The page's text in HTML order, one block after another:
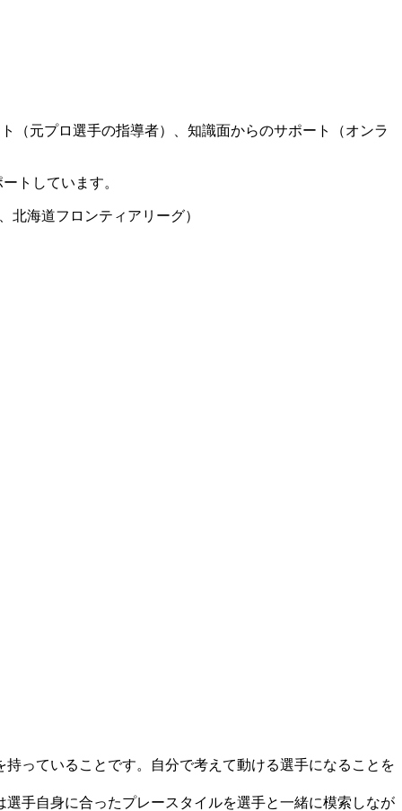
（元プロ選手の指導者）、知識面からのサポート（オンラ
トしています。
海道フロンティアリーグ）
っていることです。自分で考えて動ける選手になることを
手自身に合ったプレースタイルを選手と一緒に模索しなが